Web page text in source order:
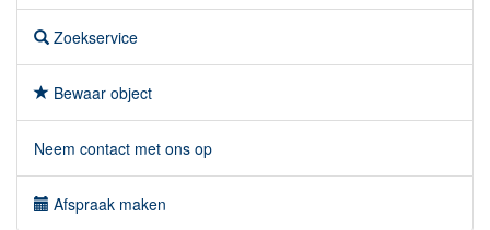
Zoekservice
Bewaar object
Neem contact met ons op
Afspraak maken